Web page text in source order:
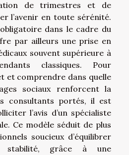
de trimestres et de
l’avenir en toute sérénité.
dans le cadre du
par ailleurs une prise en
souvent supérieure à
classiques. Pour
et comprendre dans quelle
sociaux renforcent la
consultants portés, il est
l’avis d’un spécialiste
Ce modèle séduit de plus
soucieux d’équilibrer
stabilité, grâce à une